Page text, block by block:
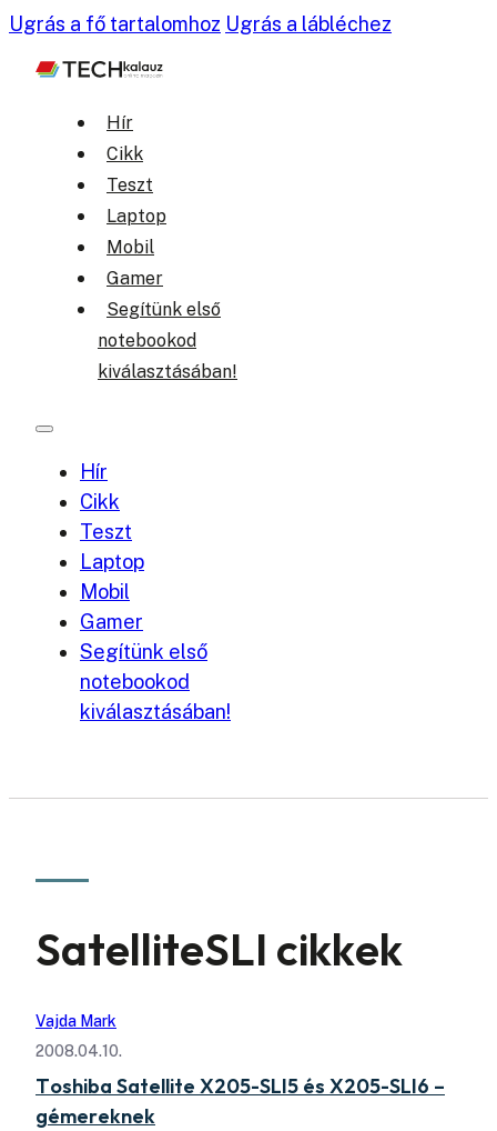
Ugrás a fő tartalomhoz Ugrás a lábléchez
Hír
Cikk
Teszt
Laptop
Mobil
Gamer
Segítünk első
notebookod
kiválasztásában!
Hír
Cikk
Teszt
Laptop
Mobil
Gamer
Segítünk első
notebookod
kiválasztásában!
SatelliteSLI cikkek
Vajda Mark
2008.04.10.
Toshiba Satellite X205-SLI5 és X205-SLI6 –
gémereknek